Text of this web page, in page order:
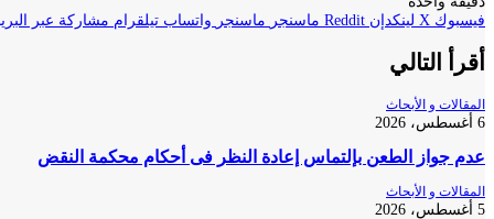
فيسبوك ‫X لينكدإن ماسنجر ماسنجر واتساب تيلقرام مشاركة عبر
أقرأ التالي
المقالات و الأبحاث
6 أغسطس، 2026
عدم جواز الطعن بإلتماس إعادة النظر فى أحكام محكمة النقض
المقالات و الأبحاث
5 أغسطس، 2026